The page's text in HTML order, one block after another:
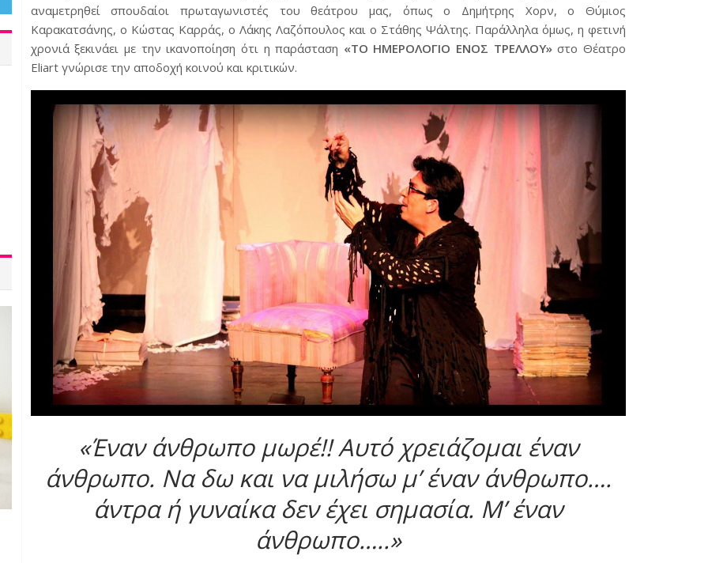
αναμετρηθεί σπουδαίοι πρωταγωνιστές του θεάτρου μας, όπως ο Δημήτρης Χορν, ο Θύμιος
Καρακατσάνης, ο Κώστας Καρράς, ο Λάκης Λαζόπουλος και ο Στάθης Ψάλτης. Παράλληλα όμως, η φετινή
χρονιά ξεκινάει με την ικανοποίηση ότι η παράσταση «ΤΟ ΗΜΕΡΟΛΟΓΙΟ ΕΝΟΣ ΤΡΕΛΛΟΥ»στο Θέατρο
Eliart γνώρισε την αποδοχή κοινού και κριτικών.
«Έναν άνθρωπο μωρέ!! Αυτό χρειάζομαι έναν
άνθρωπο. Να δω και να μιλήσω μ’ έναν άνθρωπο….
άντρα ή γυναίκα δεν έχει σημασία. Μ’ έναν
άνθρωπο…..»